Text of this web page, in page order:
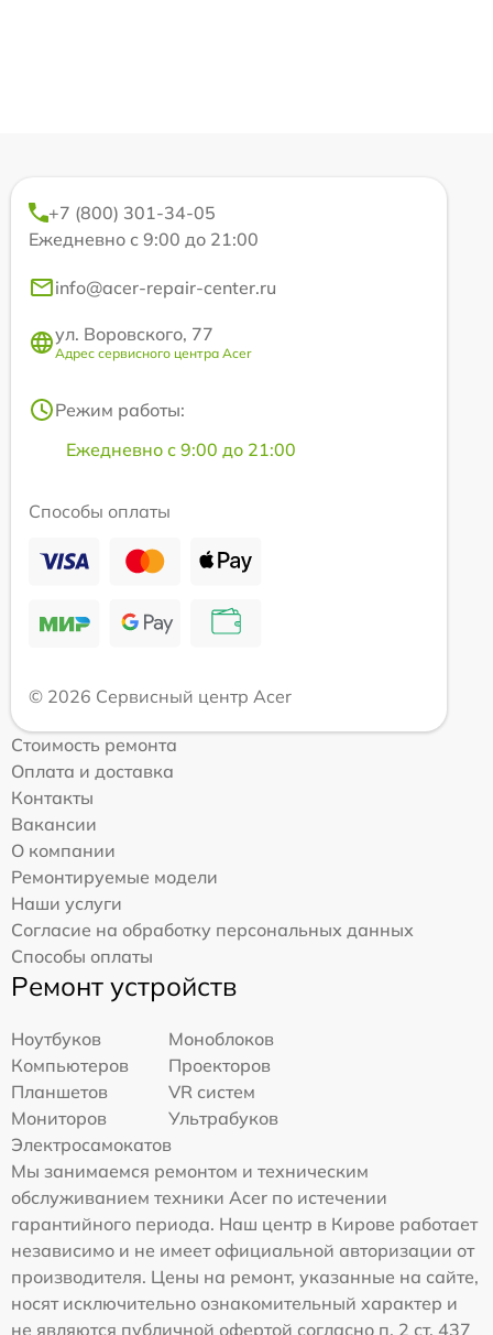
+7 (800) 301-34-05
Ежедневно с 9:00 до 21:00
info@acer-repair-center.ru
ул. Воровского, 77
Адрес сервисного центра Acer
Режим работы:
Ежедневно с 9:00 до 21:00
Способы оплаты
© 2026 Сервисный центр Acer
Стоимость ремонта
Оплата и доставка
Контакты
Вакансии
О компании
Ремонтируемые модели
Наши услуги
Согласие на обработку персональных данных
Способы оплаты
Ремонт устройств
Ноутбуков
Моноблоков
Компьютеров
Проекторов
Планшетов
VR систем
Мониторов
Ультрабуков
Электросамокатов
Мы занимаемся ремонтом и техническим
обслуживанием техники Acer по истечении
гарантийного периода. Наш центр в Кирове работает
независимо и не имеет официальной авторизации от
производителя. Цены на ремонт, указанные на сайте,
носят исключительно ознакомительный характер и
не являются публичной офертой согласно п. 2 ст. 437